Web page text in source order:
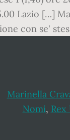
Lazio […]
con se'
Marinella
Nomi, Rex